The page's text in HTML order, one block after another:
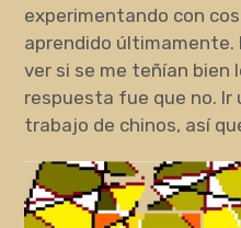
experimentando con
aprendido últimamente.
ver si se me teñían bien
respuesta fue que no. Ir
trabajo de chinos, así